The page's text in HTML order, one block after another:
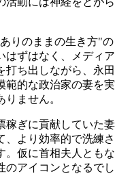
りのままの生き方"の
はずはなく、メディア
打ち出しながら、永田
範的な政治家の妻を実
ません。
稼ぎに貢献していた妻
、より効率的で洗練さ
。仮に首相夫人ともな
のアイコンとなるでし